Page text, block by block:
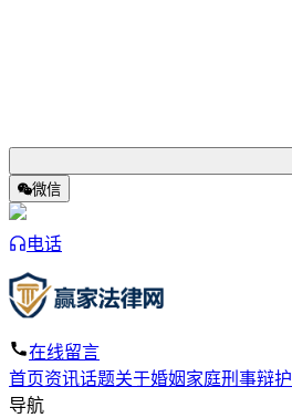
微信
电话
在线留言
首页资讯话题关于婚姻家庭刑事辩护
导航